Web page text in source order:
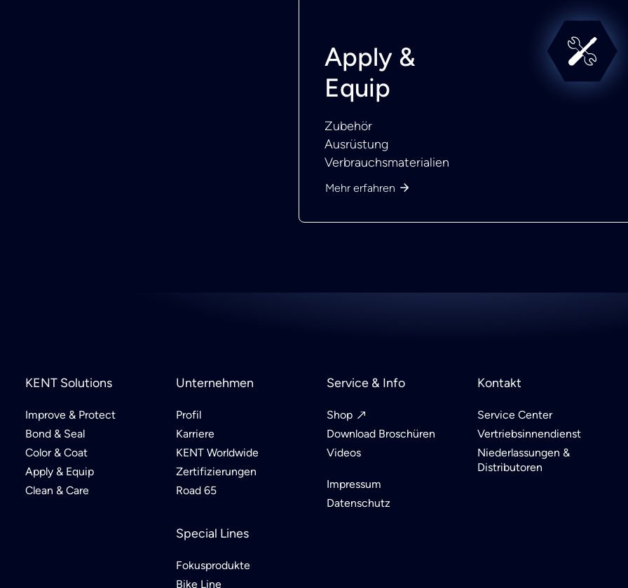
Apply &
Equip
Zubehör
Ausrüstung
Verbrauchsmaterialien
Mehr erfahren
KENT Solutions
Improve & Protect
Bond & Seal
Color & Coat
Apply & Equip
Clean & Care
Unternehmen
Profil
Karriere
KENT Worldwide
Zertifizierungen
Road 65
Special Lines
Fokusprodukte
Bike Line
Service & Info
Shop
Download Broschüren
Videos
Impressum
Datenschutz
Kontakt
Service Center
Vertriebsinnendienst
Niederlassungen &
Distributoren